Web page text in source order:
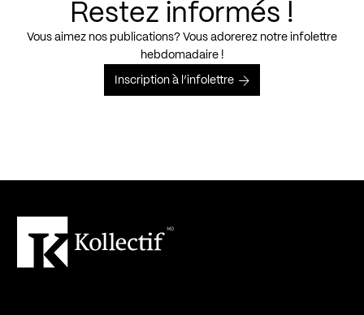
Restez informés !
Vous aimez nos publications? Vous adorerez notre infolettre
hebdomadaire !
Inscription à l’infolettre